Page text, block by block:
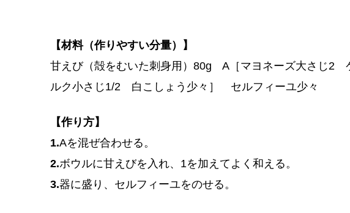
【材料（作りやすい分量）】
甘えび（殻をむいた刺身用）80g A［マヨネーズ大さじ2
ルク小さじ1/2 白こしょう少々］ セルフィーユ少々
【作り方】
1.Aを混ぜ合わせる。
2.ボウルに甘えびを入れ、1を加えてよく和える。
3.器に盛り、セルフィーユをのせる。